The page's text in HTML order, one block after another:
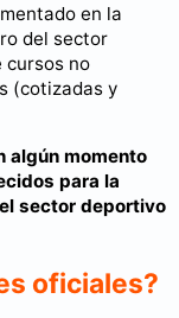
en la
del sector
cursos no
(cotizadas y
algún momento
para la
sector deportivo
oficiales?